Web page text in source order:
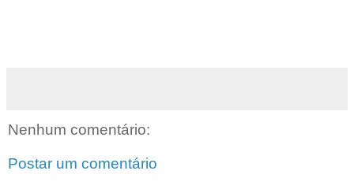
Nenhum comentário:
Postar um comentário